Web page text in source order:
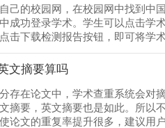
己的校园网，在校园网中找到中
成功登录学术。学生可以点击学
击下载检测报告按钮，即可将学
文摘要算吗
存在论文中，学术查重系统会对
摘要，英文摘要也是如此。所以
论文的重复率提升很多，建议用